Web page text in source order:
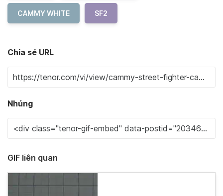
CAMMY WHITE SF2
Chia sẻ URL
Nhúng
GIF liên quan